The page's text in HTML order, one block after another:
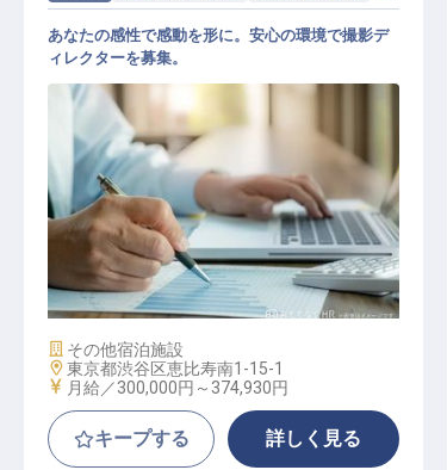
撮影ディレクター
あなたの感性で感動を形に。安心の環境で撮影デ
ィレクターを募集。
施設業態
その他宿泊施設
勤務地
東京都渋谷区恵比寿南1-15-1
給与
月給／300,000円～ 374,930円
キープする 詳しく見る